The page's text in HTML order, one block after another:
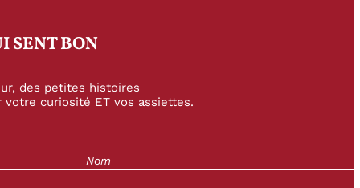
SENT BON
des petites histoires
curiosité ET vos assiettes.